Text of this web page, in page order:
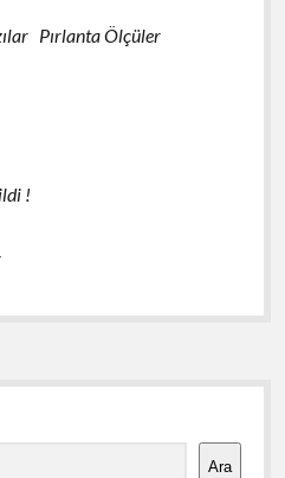
ar
Pırlanta Ölçüler
!
Ara